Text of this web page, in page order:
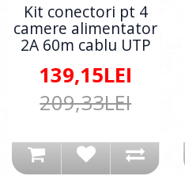
Kit conectori pt 4
camere alimentator
2A 60m cablu UTP
139,15LEI
209,33LEI